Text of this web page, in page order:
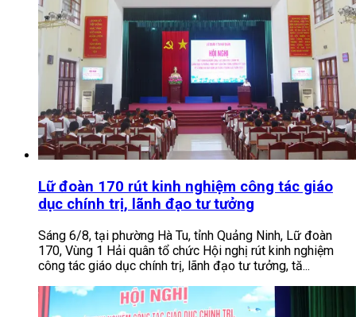
Lữ đoàn 170 rút kinh nghiệm công tác giáo
dục chính trị, lãnh đạo tư tưởng
Sáng 6/8, tại phường Hà Tu, tỉnh Quảng Ninh, Lữ đoàn
170, Vùng 1 Hải quân tổ chức Hội nghị rút kinh nghiệm
công tác giáo dục chính trị, lãnh đạo tư tưởng, tă...